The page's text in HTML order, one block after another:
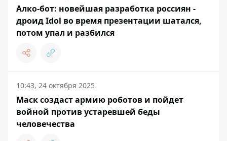
Алко-бот: новейшая разработка россиян -
дроид Idol во время презентации шатался,
потом упал и разбился
10:43, 24 октября 2025
Маск создаст армию роботов и пойдет
войной против устаревшей беды
человечества